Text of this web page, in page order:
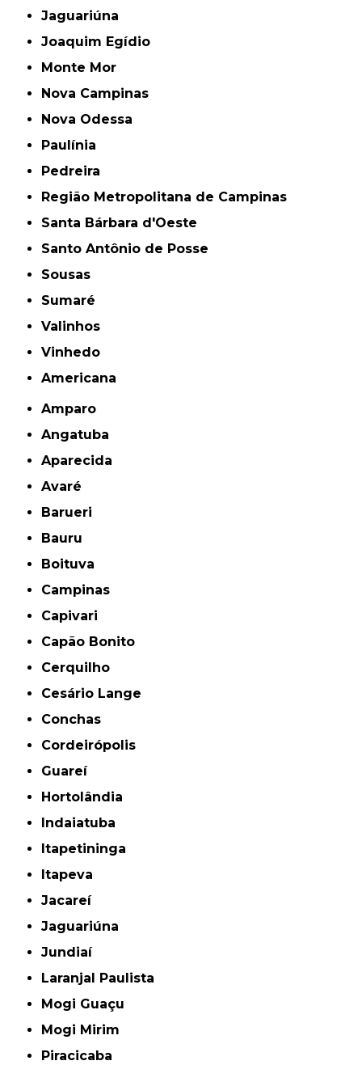
Jaguariúna
Joaquim Egídio
Monte Mor
Nova Campinas
Nova Odessa
Paulínia
Pedreira
Região Metropolitana de Campinas
Santa Bárbara d'Oeste
Santo Antônio de Posse
Sousas
Sumaré
Valinhos
Vinhedo
americana
Amparo
Angatuba
Aparecida
Avaré
Barueri
Bauru
Boituva
Campinas
Capivari
Capão Bonito
Cerquilho
Cesário Lange
Conchas
Cordeirópolis
Guareí
Hortolândia
Indaiatuba
Itapetininga
Itapeva
Jacareí
Jaguariúna
Jundiaí
Laranjal Paulista
Mogi Guaçu
Mogi Mirim
Piracicaba